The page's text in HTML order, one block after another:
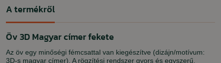
A termékről
Öv 3D Magyar címer fekete
Az öv egy minőségi fémcsattal van kiegészítve (dizájn/motívum:
3D-s magyar címer). A rögzítési rendszer gyors és egyszerű.